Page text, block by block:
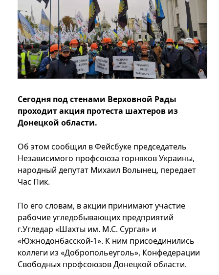
Сегодня под стенами Верховной Рады
проходит акция протеста шахтеров из
Донецкой области.
Об этом сообщил в Фейсбуке председатель
Независимого профсоюза горняков Украины,
народный депутат Михаил Волынец, передает
Час Пик.
По его словам, в акции принимают участие
рабочие угледобывающих предприятий
г.Угледар «Шахты им. М.С. Сургая» и
«Южнодонбасской-1». К ним присоединились
коллеги из «Добропольеуголь», Конфедерации
Свободных профсоюзов Донецкой области.